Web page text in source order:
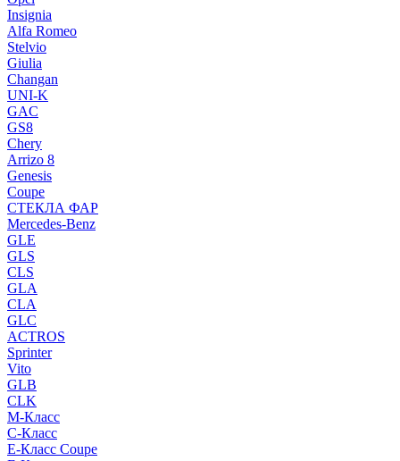
Insignia
Alfa Romeo
Stelvio
Giulia
Changan
UNI-K
GAC
GS8
Chery
Arrizo 8
Genesis
Coupe
СТЕКЛА ФАР
Mercedes-Benz
GLE
GLS
CLS
GLA
CLA
GLC
ACTROS
Sprinter
Vito
GLB
CLK
M-Класс
C-Класс
E-Класс Coupe